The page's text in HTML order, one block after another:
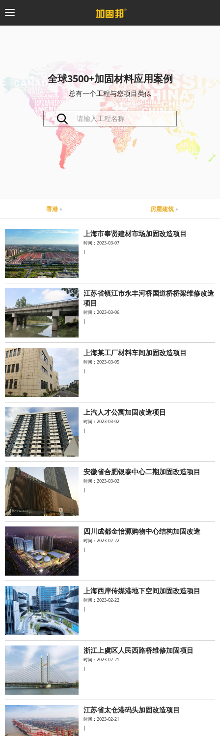
粘钢加固系统
预应力系统
桥梁支座系统
水泥基系统
新能源系统
案例中心
全球3500+加固材料应用案例
总有一个工程与您项目类似
香港 房屋建筑
上海市奉贤建材市场加固改造项目
时间：2023-03-07
|
江苏省镇江市永丰河桥国道桥桥梁维修改造
项目
时间：2023-03-06
|
上海某工厂材料车间加固改造项目
时间：2023-03-05
|
上汽人才公寓加固改造项目
时间：2023-03-02
|
安徽省合肥银泰中心二期加固改造项目
时间：2023-03-02
|
四川成都金怡源购物中心结构加固改造
时间：2023-02-22
|
上海西岸传媒港地下空间加固改造项目
时间：2023-02-22
|
浙江上虞区人民西路桥维修加固项目
时间：2023-02-21
|
江苏省太仓港码头加固改造项目
时间：2023-02-21
|